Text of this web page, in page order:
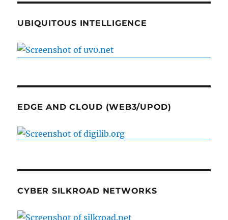
UBIQUITOUS INTELLIGENCE
EDGE AND CLOUD (WEB3/UPOD)
CYBER SILKROAD NETWORKS